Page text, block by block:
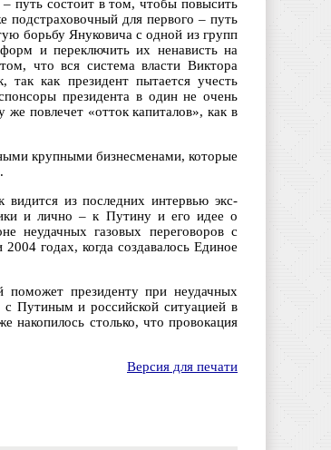
путь состоит в том, чтобы повысить
подстраховочный для первого – путь
борьбу Януковича с одной из групп
и переключить их ненависть на
что вся система власти Виктора
как президент пытается учесть
президента в один не очень
повлечет «отток капиталов», как в
крупными бизнесменами, которые
из последних интервью экс-
и лично – к Путину и его идее о
неудачных газовых переговоров с
годах, когда создавалось Единое
президенту при неудачных
с Путиным и российской ситуацией в
накопилось столько, что провокация
Версия для печати